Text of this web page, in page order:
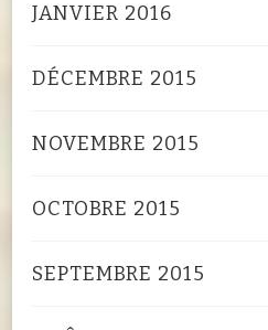
JANVIER 2016
DÉCEMBRE 2015
NOVEMBRE 2015
OCTOBRE 2015
SEPTEMBRE 2015